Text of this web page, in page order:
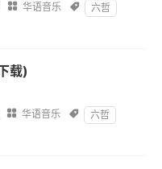
 华语音乐 
六哲
载)
 华语音乐 
六哲